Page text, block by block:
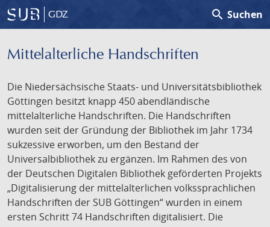
GDZ search Suchen
Mittelalterliche Handschriften
Die Niedersächsische Staats- und Universitätsbibliothek
Göttingen besitzt knapp 450 abendländische
mittelalterliche Handschriften. Die Handschriften
wurden seit der Gründung der Bibliothek im Jahr 1734
sukzessive erworben, um den Bestand der
Universalbibliothek zu ergänzen. Im Rahmen des von
der Deutschen Digitalen Bibliothek geförderten Projekts
„Digitalisierung der mittelalterlichen volkssprachlichen
Handschriften der SUB Göttingen“ wurden in einem
ersten Schritt 74 Handschriften digitalisiert. Die